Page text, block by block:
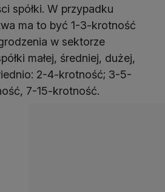
spółki. W przypadku
ma to być 1-3-krotność
w sektorze
małej, średniej, dużej,
2-4-krotność; 3-5-
7-15-krotność.